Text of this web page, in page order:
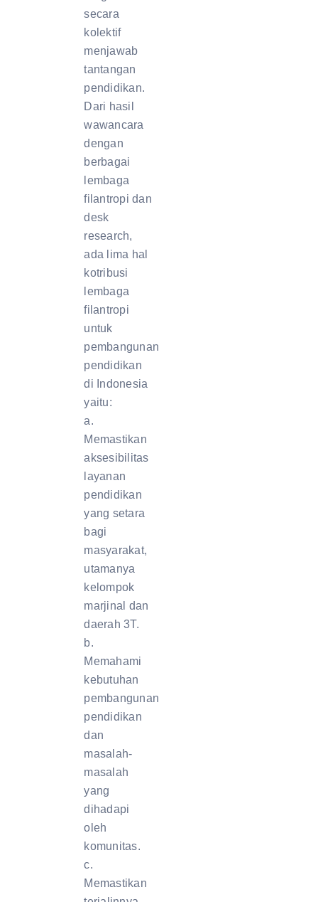
secara
kolektif
menjawab
tantangan
pendidikan.
Dari hasil
wawancara
dengan
berbagai
lembaga
filantropi dan
desk
research,
ada lima hal
kotribusi
lembaga
filantropi
untuk
pembangunan
pendidikan
di Indonesia
yaitu:
a.
Memastikan
aksesibilitas
layanan
pendidikan
yang setara
bagi
masyarakat,
utamanya
kelompok
marjinal dan
daerah 3T.
b.
Memahami
kebutuhan
pembangunan
pendidikan
dan
masalah-
masalah
yang
dihadapi
oleh
komunitas.
c.
Memastikan